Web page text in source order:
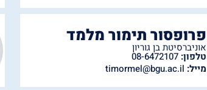
פרופסור תימור מלמד
אוניברסיטת בן גוריון
טלפון:
מייל: timormel@bgu.ac.il